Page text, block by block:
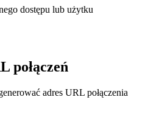
dostępu lub użytku
połączeń
adres URL połączenia